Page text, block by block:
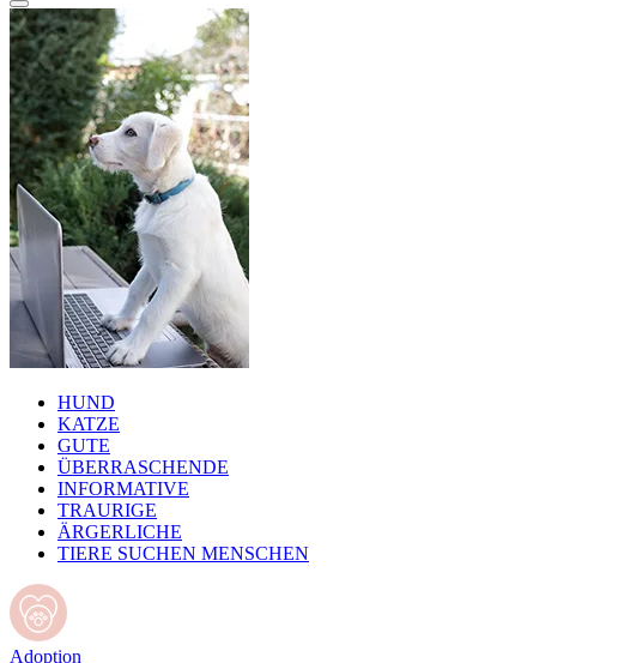
HUND
KATZE
GUTE
ÜBERRASCHENDE
INFORMATIVE
TRAURIGE
ÄRGERLICHE
TIERE SUCHEN MENSCHEN
Adoption